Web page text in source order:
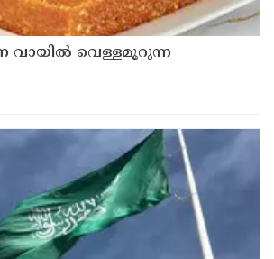
വായിൽ വെള്ളമൂറുന്ന